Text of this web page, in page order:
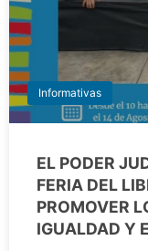
Informativas
EL PODER
FERIA DEL
PROMOVER
IGUALDAD Y